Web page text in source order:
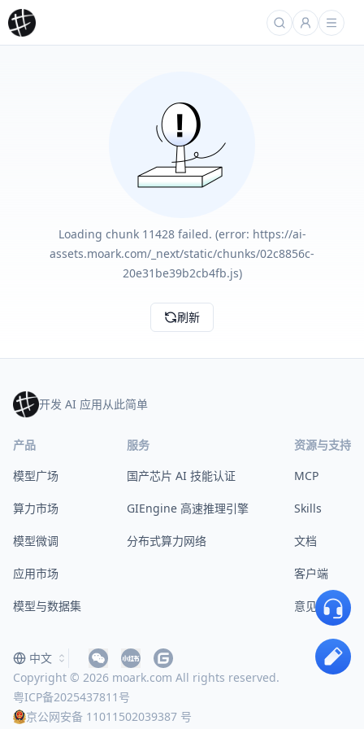
Loading chunk 11428 failed. (error: https://ai-
assets.moark.com/_next/static/chunks/02c8856c-
20e31be39b2cb4fb.js)
刷新
开发 AI 应用从此简单
产品
模型广场
算力市场
模型微调
应用市场
模型与数据集
服务
国产芯片 AI 技能认证
GIEngine 高速推理引擎
分布式算力网络
资源与支持
MCP
Skills
文档
客户端
意见反馈
Copyright © 2026 moark.com All rights reserved.
粤ICP备2025437811号
京公网安备 11011502039387 号
中文